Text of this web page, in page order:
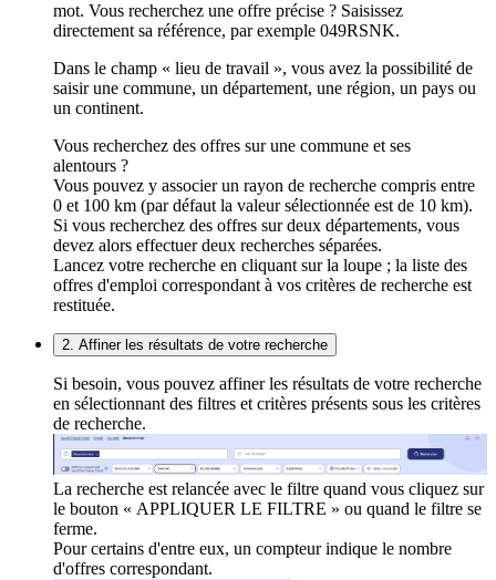
mot. Vous recherchez une offre précise ? Saisissez
directement sa référence, par exemple 049RSNK.
Dans le champ « lieu de travail », vous avez la possibilité de
saisir une commune, un département, une région, un pays ou
un continent.
Vous recherchez des offres sur une commune et ses
alentours ?
Vous pouvez y associer un rayon de recherche compris entre
0 et 100 km (par défaut la valeur sélectionnée est de 10 km).
Si vous recherchez des offres sur deux départements, vous
devez alors effectuer deux recherches séparées.
Lancez votre recherche en cliquant sur la loupe ; la liste des
offres d'emploi correspondant à vos critères de recherche est
restituée.
2. Affiner les résultats de votre recherche
Si besoin, vous pouvez affiner les résultats de votre recherche
en sélectionnant des filtres et critères présents sous les critères
de recherche.
La recherche est relancée avec le filtre quand vous cliquez sur
le bouton « APPLIQUER LE FILTRE » ou quand le filtre se
ferme.
Pour certains d'entre eux, un compteur indique le nombre
d'offres correspondant.